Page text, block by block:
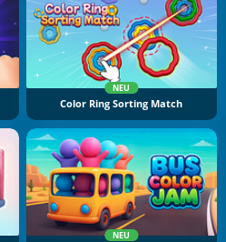
NEU
Color Ring Sorting Match
NEU